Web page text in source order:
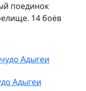
поединок
14 боёв
Адыгеи